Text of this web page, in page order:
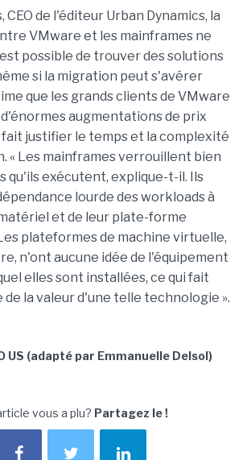
CEO de l'éditeur Urban Dynamics, la
VMware et les mainframes ne
possible de trouver des solutions
si la migration peut s'avérer
que les grands clients de VMware
augmentations de prix
justifier le temps et la complexité
« Les mainframes verrouillent bien
qu'ils exécutent, explique-t-il. Ils
lourde des workloads à
et de leur plate-forme
plateformes de machine virtuelle,
n'ont aucune idée de l'équipement
elles sont installées, ce qui fait
la valeur d'une telle technologie ».
US (adapté par Emmanuelle Delsol)
vous a plu? Partagez le !